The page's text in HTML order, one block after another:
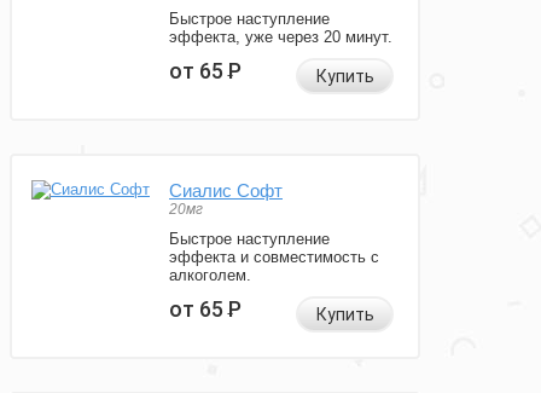
Быстрое наступление
эффекта, уже через 20 минут.
от 65Р Купить
Сиалис Софт
20мг
Быстрое наступление
эффекта и совместимость с
алкоголем.
от 65Р Купить